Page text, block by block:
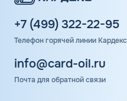
+7 (499) 322-22-95
Телефон горячей линии Кардекс
info@card-oil.ru
Почта для обратной связи